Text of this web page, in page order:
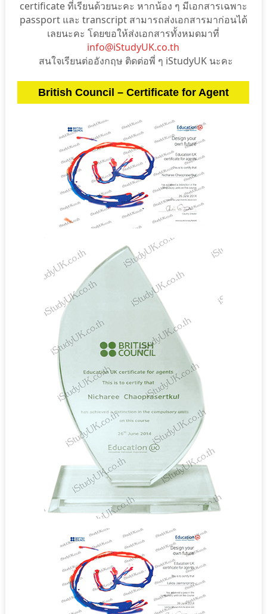
certificate ที่เรียนด้วยนะคะ หากน้อง ๆ มีเอกสารเฉพาะ
passport และ transcript สามารถส่งเอกสารมาก่อนได้
เลยนะคะ โดยขอให้ส่งเอกสารทั้งหมดมาที่
info@iStudyUK.co.th
สนใจเรียนต่ออังกฤษ ติดต่อพี่ ๆ iStudyUK นะคะ
British Council – Certificate for Agent